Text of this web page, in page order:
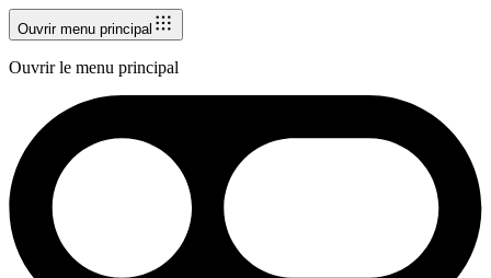
Ouvrir menu principal
Ouvrir le menu principal